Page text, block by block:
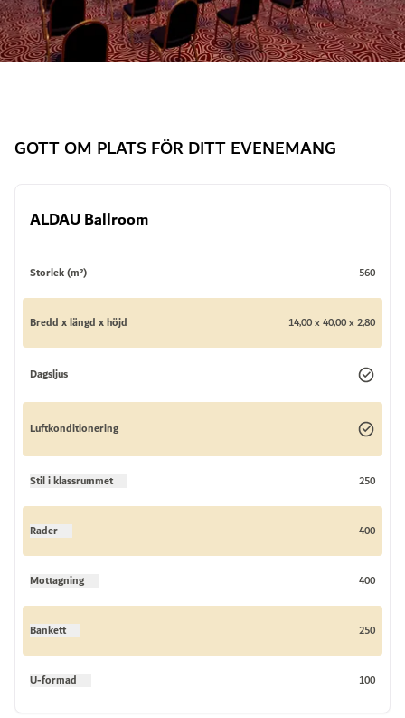
GOTT OM PLATS FÖR DITT EVENEMANG
ALDAU Ballroom
Storlek (m²) 560
Bredd x längd x höjd 14,00 x 40,00 x 2,80
Dagsljus
Luftkonditionering
Stil i klassrummet 250
Rader 400
Mottagning 400
Bankett 250
U-formad 100